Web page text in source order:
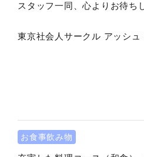
スタッフ一同、心よりお待ち
東京社会人サークル アッシュ
お食事飲み物